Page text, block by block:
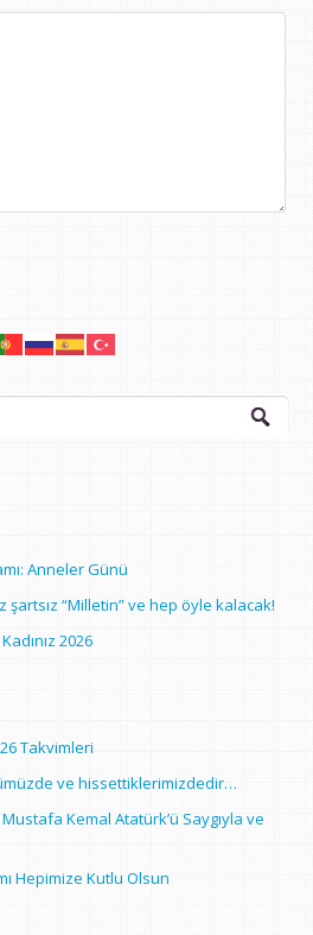
Anneler Günü
şartsız “Milletin” ve hep öyle kalacak!
2026
Takvimleri
ve hissettiklerimizdedir…
Kemal Atatürk’ü Saygıyla ve
Hepimize Kutlu Olsun